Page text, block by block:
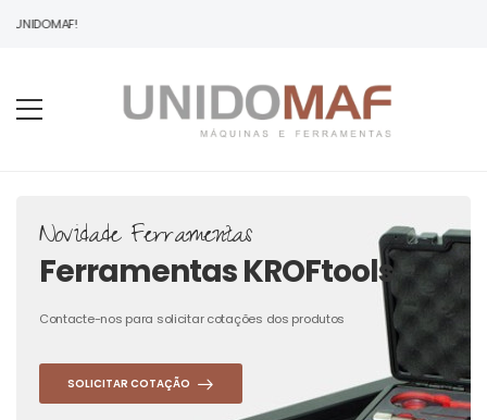
UNIDOMAF!
Novidade Ferramentas
Ferramentas KROFtools
Contacte-nos para solicitar cotações dos produtos
SOLICITAR COTAÇÃO